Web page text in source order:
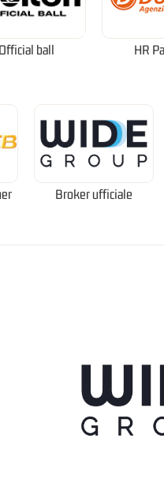
Official ball HR
Broker ufficiale